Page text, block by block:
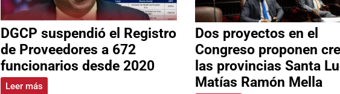
DGCP suspendió el Registro
de Proveedores a 672
funcionarios desde 2020
Leer más
Dos proyectos en el
Congreso proponen
las provincias Santa
Matías Ramón Mella